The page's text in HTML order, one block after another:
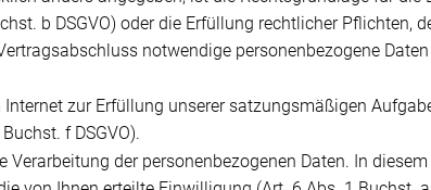
b DSGVO) oder die Erfüllung rechtlicher Pflichten,
notwendige personenbezogene
zur Erfüllung unserer satzungsmäßigen
f DSGVO).
der personenbezogenen Daten. In